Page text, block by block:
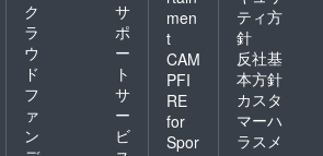
ク
ラ
ウ
ド
フ
ァ
ン
サ
ポ
ー
ト
サ
ー
ビ
men
t
CAM
PFI
RE
for
Spor
ティ方
針
反社基
本方針
カスタ
マーハ
ラスメ